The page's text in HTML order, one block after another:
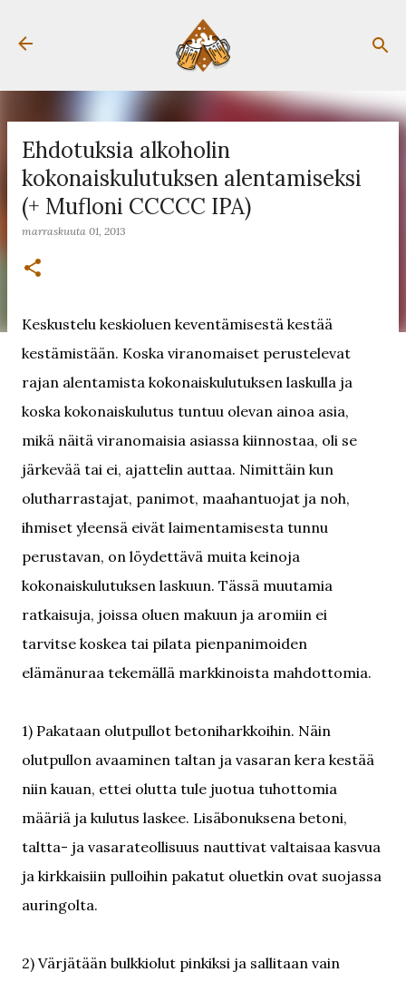
Siirry pääsisältöön
Ehdotuksia alkoholin
kokonaiskulutuksen alentamiseksi
(+ Mufloni CCCCC IPA)
marraskuuta 01, 2013
Keskustelu keskioluen keventämisestä kestää
kestämistään. Koska viranomaiset perustelevat
rajan alentamista kokonaiskulutuksen laskulla ja
koska kokonaiskulutus tuntuu olevan ainoa asia,
mikä näitä viranomaisia asiassa kiinnostaa, oli se
järkevää tai ei, ajattelin auttaa. Nimittäin kun
olutharrastajat, panimot, maahantuojat ja noh,
ihmiset yleensä eivät laimentamisesta tunnu
perustavan, on löydettävä muita keinoja
kokonaiskulutuksen laskuun. Tässä muutamia
ratkaisuja, joissa oluen makuun ja aromiin ei
tarvitse koskea tai pilata pienpanimoiden
elämänuraa tekemällä markkinoista mahdottomia.
1) Pakataan olutpullot betoniharkkoihin. Näin
olutpullon avaaminen taltan ja vasaran kera kestää
niin kauan, ettei olutta tule juotua tuhottomia
määriä ja kulutus laskee. Lisäbonuksena betoni,
taltta- ja vasarateollisuus nauttivat valtaisaa kasvua
ja kirkkaisiin pulloihin pakatut oluetkin ovat suojassa
auringolta.
2) Värjätään bulkkiolut pinkiksi ja sallitaan vain